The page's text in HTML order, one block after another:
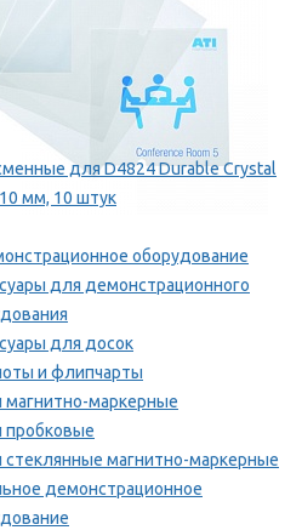
для D4824 Durable Crystal
мм, 10 штук
оборудование
для демонстрационного
для досок
и флипчарты
магнитно-маркерные
пробковые
стеклянные магнитно-маркерные
демонстрационное